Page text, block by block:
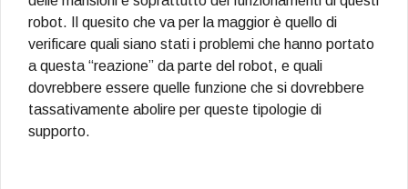
robot. Il quesito che va per la maggior è quello di
verificare quali siano stati i problemi che hanno portato
a questa “reazione” da parte del robot, e quali
dovrebbere essere quelle funzione che si dovrebbere
tassativamente abolire per queste tipologie di
supporto.